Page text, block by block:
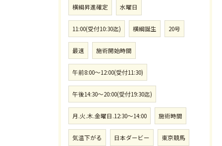
横綱昇進確定 水曜日
11:00(受付10:30迄) 横綱誕生 20号
最速 施術開始時間
午前8:00〜12:00(受付11:30)
午後14:30〜20:00(受付19:30迄)
月.火.木.金曜日.12:30〜14:00 施術時間
気温下がる 日本ダービー 東京競馬